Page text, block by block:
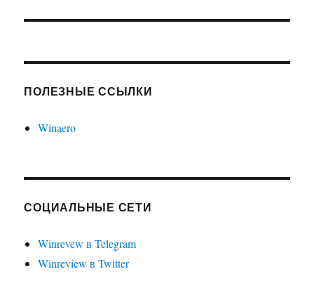
ПОЛЕЗНЫЕ ССЫЛКИ
Winaero
СОЦИАЛЬНЫЕ СЕТИ
Winrevew в Telegram
Winreview в Twitter